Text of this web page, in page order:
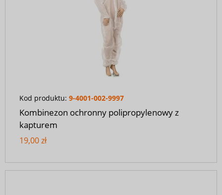
Kod produktu: 9-4001-002-9997
Kombinezon ochronny polipropylenowy z
kapturem
19,00 zł